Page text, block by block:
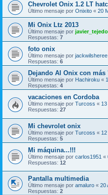
Chevrolet Onix 1.2 LT
Último mensaje por Onixito « 20
Mi Onix Ltz 2013
Último mensaje por
Respuestas: 7
foto onix
Último mensaje por jackwilsheree
Respuestas: 6
Dejando Al Onix con
Último mensaje por Hachiroku «
Respuestas: 4
vacaciones en Cordoba
Último mensaje por Turcoss «
Respuestas: 27
Mi chevrolet onix
Último mensaje por Turcoss «
Respuestas: 5
Mi máquina...!!!
Último mensaje por carlos1951 «
Respuestas: 12
Pantalla multimedia
Último mensaje por amaluro « 20
Respuestas: 2